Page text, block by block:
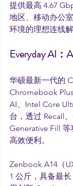
提供最高 4.67
地区、移动办公
环境的理想连线解
Everyday AI
华硕最新一代的
Chromebook
AI、Intel Core
台，透过 Recall
Generative Fill
高效便利。
Zenbook A14（
1 公斤，具备最